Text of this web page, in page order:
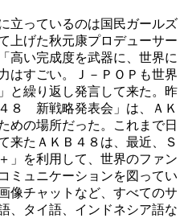
立っているのは国民ガールズ
上げた秋元康プロデューサー
高い完成度を武器に、世界に
はすごい。Ｊ－ＰＯＰも世界
と繰り返し発言して来た。昨
８ 新戦略発表会」は、ＡＫ
めの場所だった。これまで日
来たＡＫＢ４８は、最近、Ｓ
」を利用して、世界のファン
ミュニケーションを図ってい
像チャットなど、すべてのサ
、タイ語、インドネシア語な